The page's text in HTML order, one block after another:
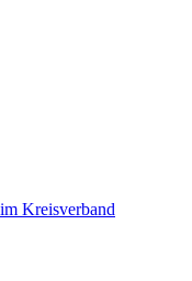
Kreisverband